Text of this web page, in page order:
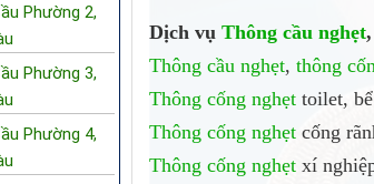
Dịch vụThông cầu nghẹt
Thông cầu nghẹt,thông
Thông cống nghẹt toilet,
Thông cống nghẹt cống
Thông cống nghẹt xí
Phường 2,
Phường 3,
Phường 4,